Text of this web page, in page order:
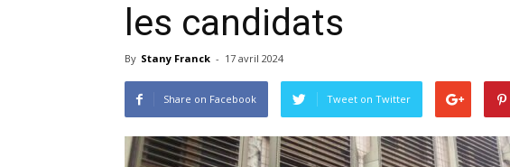
les candidats
By Stany Franck - 17 avril 2024
Share on Facebook Tweet on Twitter